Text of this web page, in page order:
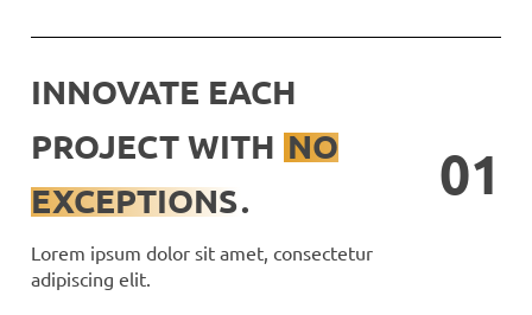
INNOVATE EACH
PROJECT WITH NO
EXCEPTIONS.
Lorem ipsum dolor sit amet, consectetur
adipiscing elit.
01